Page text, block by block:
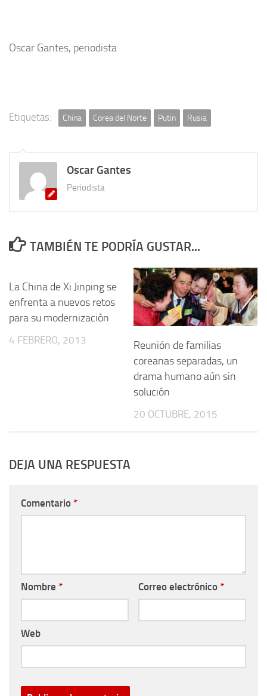
Oscar Gantes, periodista
Etiquetas: China Corea del Norte Putin Rusia
Oscar Gantes
Periodista
TAMBIÉN TE PODRÍA GUSTAR...
La China de Xi Jinping se
enfrenta a nuevos retos
para su modernización
4 FEBRERO, 2013
Reunión de familias
coreanas separadas, un
drama humano aún sin
solución
20 OCTUBRE, 2015
DEJA UNA RESPUESTA
Comentario *
Nombre * Correo electrónico *
Web